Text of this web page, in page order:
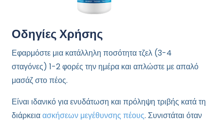
Οδηγίες Χρήσης
Εφαρμόστε μια κατάλληλη ποσότητα τζελ (3-4
σταγόνες) 1-2 φορές την ημέρα και απλώστε με απαλό
μασάζ στο πέος.
Είναι ιδανικό για ενυδάτωση και πρόληψη τριβής κατά τη
διάρκειαασκήσεων μεγέθυνσης πέους. Συνιστάται όταν